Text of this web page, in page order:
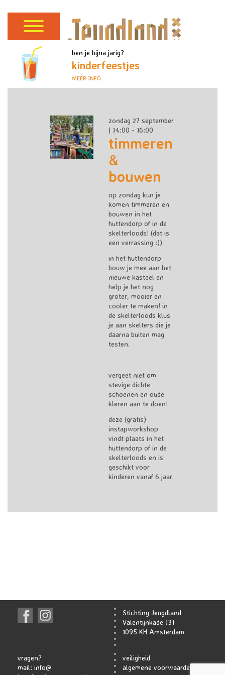
ben je bijna jarig?
kinderfeestjes
MEER INFO
zondag 27 september
| 14:00 - 16:00
timmeren
&
bouwen
op zondag kun je
komen timmeren en
bouwen in het
huttendorp of in de
skelterloods! (dat is
een verrassing :))
in het huttendorp
bouw je mee aan het
nieuwe kasteel en
help je het nog
groter, mooier en
cooler te maken! in
de skelterloods klus
je aan skelters die je
daarna buiten mag
testen.
vergeet niet om
stevige dichte
schoenen en oude
kleren aan te doen!
deze (gratis)
instapworkshop
vindt plaats in het
huttendorp of in de
skelterloods en is
geschikt voor
kinderen vanaf 6 jaar.
Stichting Jeugdland
Valentijnkade 131
1095 KH Amsterdam
vragen?
mail: info@
veiligheid
algemene voorwaarden